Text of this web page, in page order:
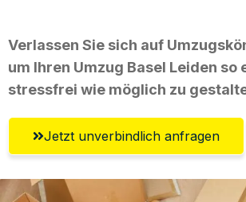
Verlassen Sie sich auf
um Ihren Umzug Basel Leiden so
stressfrei wie möglich zu
Jetzt unverbindlich anfragen